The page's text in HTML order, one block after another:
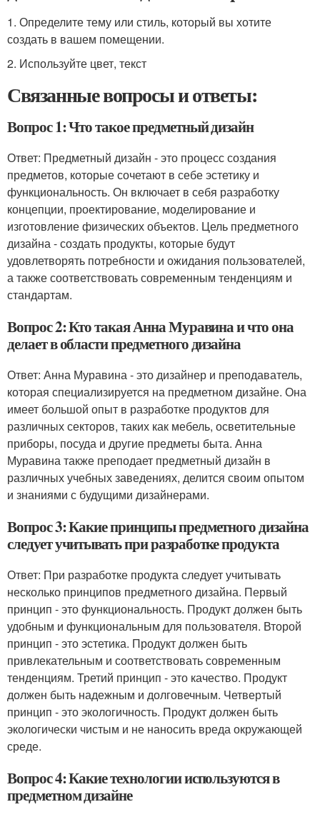
1. Определите тему или стиль, который вы хотите
создать в вашем помещении.
2. Используйте цвет, текст
Связанные вопросы и ответы:
Вопрос 1: Что такое предметный дизайн
Ответ: Предметный дизайн - это процесс создания
предметов, которые сочетают в себе эстетику и
функциональность. Он включает в себя разработку
концепции, проектирование, моделирование и
изготовление физических объектов. Цель предметного
дизайна - создать продукты, которые будут
удовлетворять потребности и ожидания пользователей,
а также соответствовать современным тенденциям и
стандартам.
Вопрос 2: Кто такая Анна Муравина и что она
делает в области предметного дизайна
Ответ: Анна Муравина - это дизайнер и преподаватель,
которая специализируется на предметном дизайне. Она
имеет большой опыт в разработке продуктов для
различных секторов, таких как мебель, осветительные
приборы, посуда и другие предметы быта. Анна
Муравина также преподает предметный дизайн в
различных учебных заведениях, делится своим опытом
и знаниями с будущими дизайнерами.
Вопрос 3: Какие принципы предметного дизайна
следует учитывать при разработке продукта
Ответ: При разработке продукта следует учитывать
несколько принципов предметного дизайна. Первый
принцип - это функциональность. Продукт должен быть
удобным и функциональным для пользователя. Второй
принцип - это эстетика. Продукт должен быть
привлекательным и соответствовать современным
тенденциям. Третий принцип - это качество. Продукт
должен быть надежным и долговечным. Четвертый
принцип - это экологичность. Продукт должен быть
экологически чистым и не наносить вреда окружающей
среде.
Вопрос 4: Какие технологии используются в
предметном дизайне